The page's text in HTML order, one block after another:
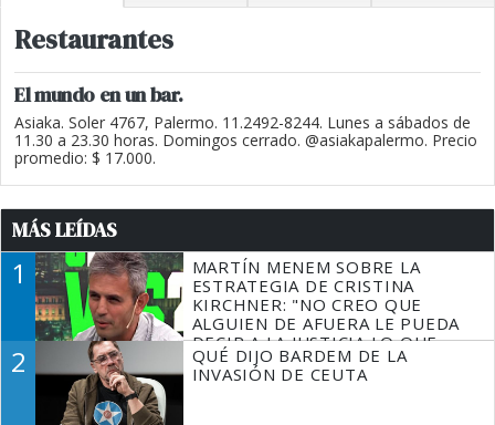
Restaurantes
El mundo en un bar.
Asiaka. Soler 4767, Palermo. 11.2492-8244. Lunes a sábados de
11.30 a 23.30 horas. Domingos cerrado. @asiakapalermo. Precio
promedio: $ 17.000.
MÁS LEÍDAS
1
MARTÍN MENEM SOBRE LA
ESTRATEGIA DE CRISTINA
KIRCHNER: "NO CREO QUE
ALGUIEN DE AFUERA LE PUEDA
DECIR A LA JUSTICIA LO QUE
TIENE QUE HACER"
2
QUÉ DIJO BARDEM DE LA
INVASIÓN DE CEUTA